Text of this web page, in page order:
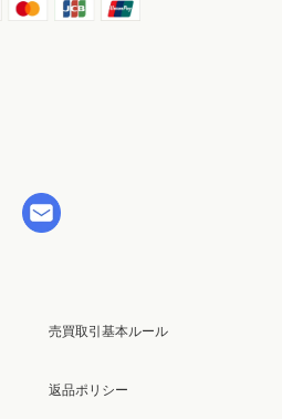
売買取引基本ルール
返品ポリシー